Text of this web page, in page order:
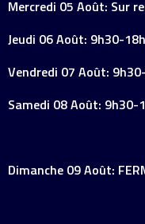
Mercredi 05 Août: Sur
Jeudi 06 Août: 9h30-
Vendredi 07 Août:
Samedi 08 Août: 9h30-
Dimanche 09 Août: